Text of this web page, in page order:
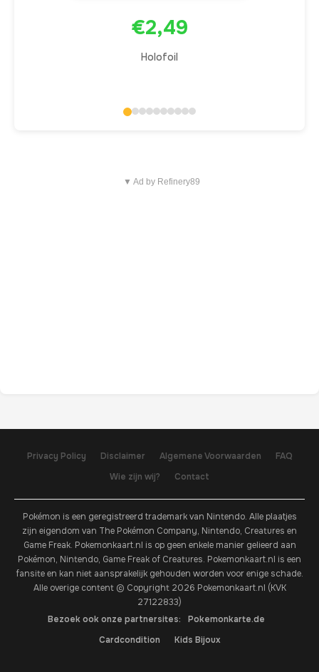
€2,49
Holofoil
▼ Ad by Refinery89
Privacy Policy Disclaimer Algemene Voorwaarden
FAQ
Wie zijn wij?
Contact
Pokémon is een geregistreerd trademark van Nintendo. Alle plaatjes
zijn eigendom van The Pokémon Company, Nintendo, Creatures en
Game Freak. Pokemonkaart.nl is op geen enkele manier gelieerd aan
Pokémon, Nintendo, Game Freak of Creatures. Pokemonkaart.nl is een
fansite en kan niet aansprakelijk gehouden worden voor enige schade.
Alle overige content © Copyright 2026 Pokemonkaart.nl (KVK
27122833)
Bezoek ook onze partnersites:
Pokemonkarte.de
Cardcondition
Kids Bijoux